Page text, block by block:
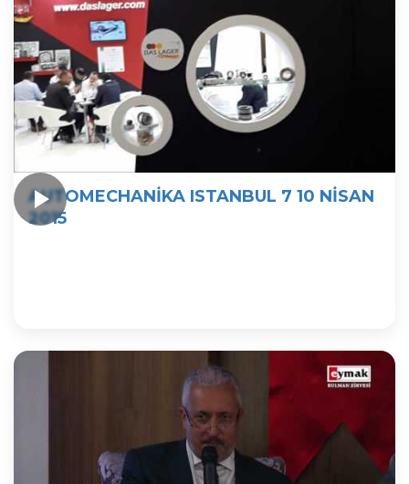
AUTOMECHANİKA ISTANBUL 7 10 NİSAN
2015